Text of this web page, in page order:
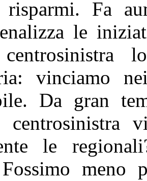
risparmi. Fa
le
vinciamo
Da gran
le
meno